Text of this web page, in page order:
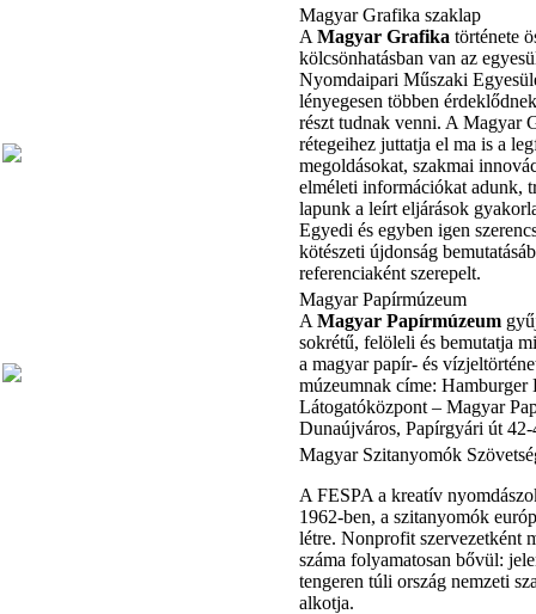
Magyar Grafika szaklap
AMagyar Grafika története
kölcsönhatásban van az
Nyomdaipari Műszaki
lényegesen többen
részt tudnak venni. A Magyar
rétegeihez juttatja el ma is a
megoldásokat, szakmai
elméleti információkat adunk,
lapunk a leírt eljárások
Egyedi és egyben igen
kötészeti újdonság
referenciaként szerepelt.
Magyar Papírmúzeum
AMagyar Papírmúzeum
sokrétű, felöleli és bemutatja
a magyar papír- és
múzeumnak címe:
Látogatóközpont – Magyar
Dunaújváros, Papírgyári út
Magyar Szitanyomók
A FESPA a kreatív
1962-ben, a szitanyomók
létre. Nonprofit szervezetként
száma folyamatosan bővül:
tengeren túli ország nemzeti
alkotja.